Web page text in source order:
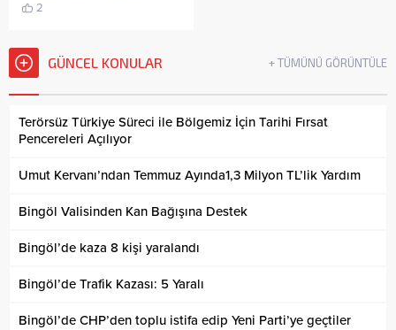
2
GÜNCEL KONULAR + TÜMÜNÜ GÖRÜNTÜLE
Terörsüz Türkiye Süreci ile Bölgemiz İçin Tarihi Fırsat
Pencereleri Açılıyor
Umut Kervanı’ndan Temmuz Ayında1,3 Milyon TL’lik Yardım
Bingöl Valisinden Kan Bağışına Destek
Bingöl’de kaza 8 kişi yaralandı
Bingöl’de Trafik Kazası: 5 Yaralı
Bingöl’de CHP’den toplu istifa edip Yeni Parti’ye geçtiler